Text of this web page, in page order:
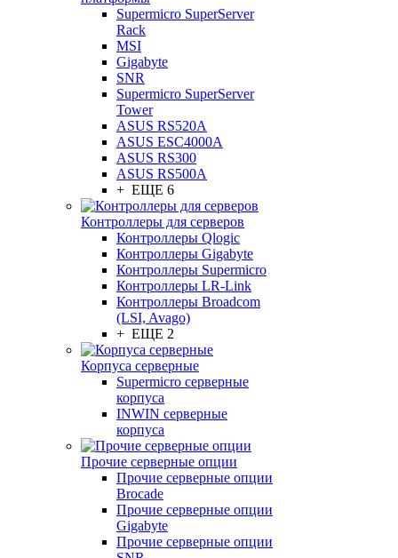
Supermicro SuperServer
Rack
MSI
Gigabyte
SNR
Supermicro SuperServer
Tower
ASUS RS520A
ASUS ESC4000A
ASUS RS300
ASUS RS500A
+ ЕЩЕ 6
Контроллеры для серверов
Контроллеры Qlogic
Контроллеры Gigabyte
Контроллеры Supermicro
Контроллеры LR-Link
Контроллеры Broadcom
(LSI, Avago)
+ ЕЩЕ 2
Корпуса серверные
Supermicro серверные
корпуса
INWIN серверные
корпуса
Прочие серверные опции
Прочие серверные опции
Brocade
Прочие серверные опции
Gigabyte
Прочие серверные опции